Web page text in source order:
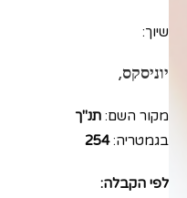
שיוך:
יוניסקס,
מקור השם: תנ"ך
בגמטריה:254
לפי הקבלה: